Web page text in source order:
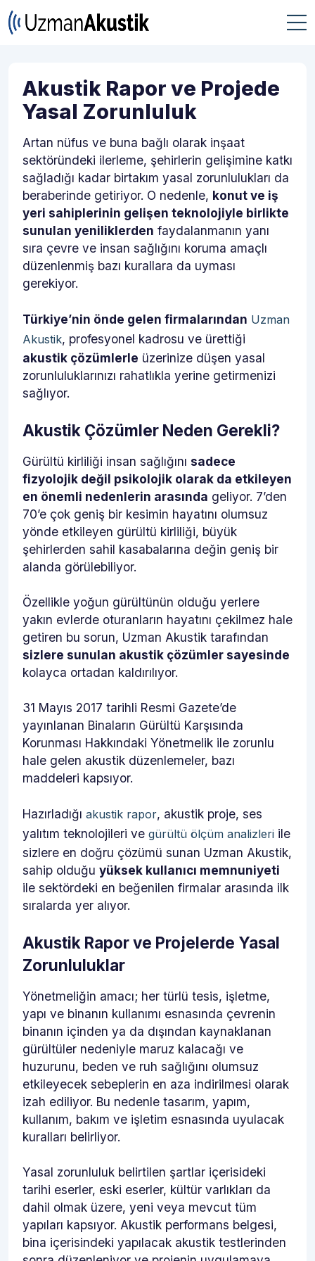
Akustik Rapor ve Projede
Yasal Zorunluluk
Artan nüfus ve buna bağlı olarak inşaat
sektöründeki ilerleme, şehirlerin gelişimine katkı
sağladığı kadar birtakım yasal zorunlulukları da
beraberinde getiriyor. O nedenle, konut ve iş
yeri sahiplerinin gelişen teknolojiyle birlikte
sunulan yeniliklerden faydalanmanın yanı
sıra çevre ve insan sağlığını koruma amaçlı
düzenlenmiş bazı kurallara da uyması
gerekiyor.
Türkiye’nin önde gelen firmalarından Uzman
Akustik, profesyonel kadrosu ve ürettiği
akustik çözümlerle üzerinize düşen yasal
zorunluluklarınızı rahatlıkla yerine getirmenizi
sağlıyor.
Akustik Çözümler Neden Gerekli?
Gürültü kirliliği insan sağlığını sadece
fizyolojik değil psikolojik olarak da etkileyen
en önemli nedenlerin arasında geliyor. 7’den
70’e çok geniş bir kesimin hayatını olumsuz
yönde etkileyen gürültü kirliliği, büyük
şehirlerden sahil kasabalarına değin geniş bir
alanda görülebiliyor.
Özellikle yoğun gürültünün olduğu yerlere
yakın evlerde oturanların hayatını çekilmez hale
getiren bu sorun, Uzman Akustik tarafından
sizlere sunulan akustik çözümler sayesinde
kolayca ortadan kaldırılıyor.
31 Mayıs 2017 tarihli Resmi Gazete’de
yayınlanan Binaların Gürültü Karşısında
Korunması Hakkındaki Yönetmelik ile zorunlu
hale gelen akustik düzenlemeler, bazı
maddeleri kapsıyor.
Hazırladığı akustik rapor, akustik proje, ses
yalıtım teknolojileri ve gürültü ölçüm analizleri ile
sizlere en doğru çözümü sunan Uzman Akustik,
sahip olduğu yüksek kullanıcı memnuniyeti
ile sektördeki en beğenilen firmalar arasında ilk
sıralarda yer alıyor.
Akustik Rapor ve Projelerde Yasal
Zorunluluklar
Yönetmeliğin amacı; her türlü tesis, işletme,
yapı ve binanın kullanımı esnasında çevrenin
binanın içinden ya da dışından kaynaklanan
gürültüler nedeniyle maruz kalacağı ve
huzurunu, beden ve ruh sağlığını olumsuz
etkileyecek sebeplerin en aza indirilmesi olarak
izah ediliyor. Bu nedenle tasarım, yapım,
kullanım, bakım ve işletim esnasında uyulacak
kuralları belirliyor.
Yasal zorunluluk belirtilen şartlar içerisideki
tarihi eserler, eski eserler, kültür varlıkları da
dahil olmak üzere, yeni veya mevcut tüm
yapıları kapsıyor. Akustik performans belgesi,
bina içerisindeki yapılacak akustik testlerinden